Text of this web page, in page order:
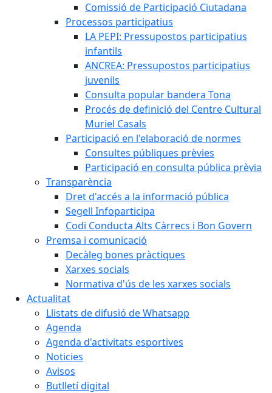
Comissió de Participació Ciutadana
Processos participatius
LA PEPI: Pressupostos participatius
infantils
ANCREA: Pressupostos participatius
juvenils
Consulta popular bandera Tona
Procés de definició del Centre Cultural
Muriel Casals
Participació en l'elaboració de normes
Consultes públiques prèvies
Participació en consulta pública prèvia
Transparència
Dret d'accés a la informació pública
Segell Infoparticipa
Codi Conducta Alts Càrrecs i Bon Govern
Premsa i comunicació
Decàleg bones pràctiques
Xarxes socials
Normativa d'ús de les xarxes socials
Actualitat
Llistats de difusió de Whatsapp
Agenda
Agenda d'activitats esportives
Noticies
Avisos
Butlletí digital